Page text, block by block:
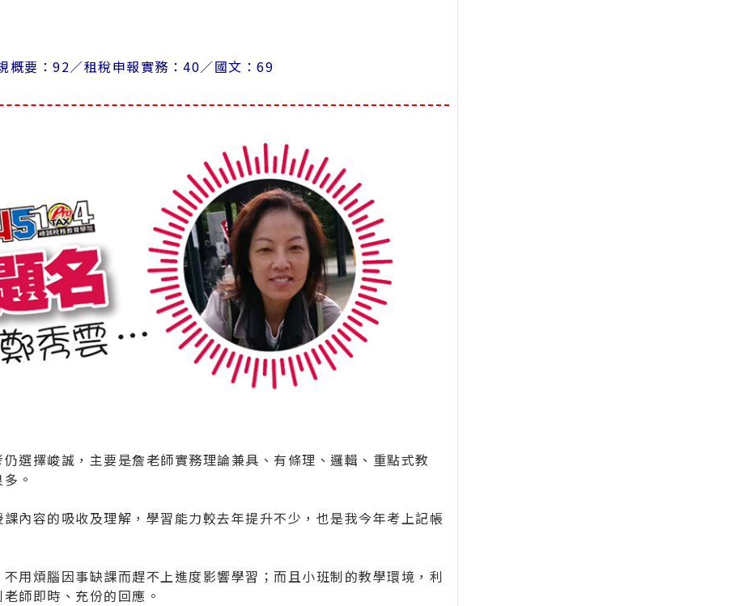
概要：92／租稅申報實務：40／國文：69
選擇峻誠，主要是詹老師實務理論兼具、有條理、邏輯、重點式教
。
內容的吸收及理解，學習能力較去年提升不少，也是我今年考上記帳
用煩腦因事缺課而趕不上進度影響學習；而且小班制的教學環境，利
師即時、充份的回應。